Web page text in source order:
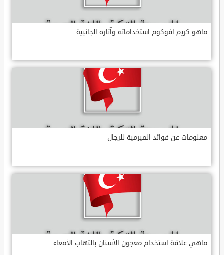
ماهو كريم افوكوم استخداماته وآثاره الجانبية
معلومات عن فوائد الميرمية للرجال
ماهي علاقة استخدام معجون الأسنان بالتهاب الأمعاء